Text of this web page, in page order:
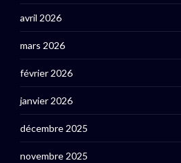
avril 2026
mars 2026
février 2026
janvier 2026
décembre 2025
novembre 2025